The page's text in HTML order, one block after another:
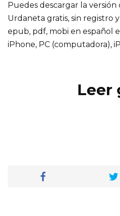
Puedes descargar la
Urdaneta gratis, sin registro
epub, pdf, mobi en español
iPhone, PC (computadora),
Leer